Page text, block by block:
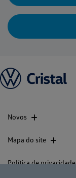
Novos
Mapa do site
Política de privacidade